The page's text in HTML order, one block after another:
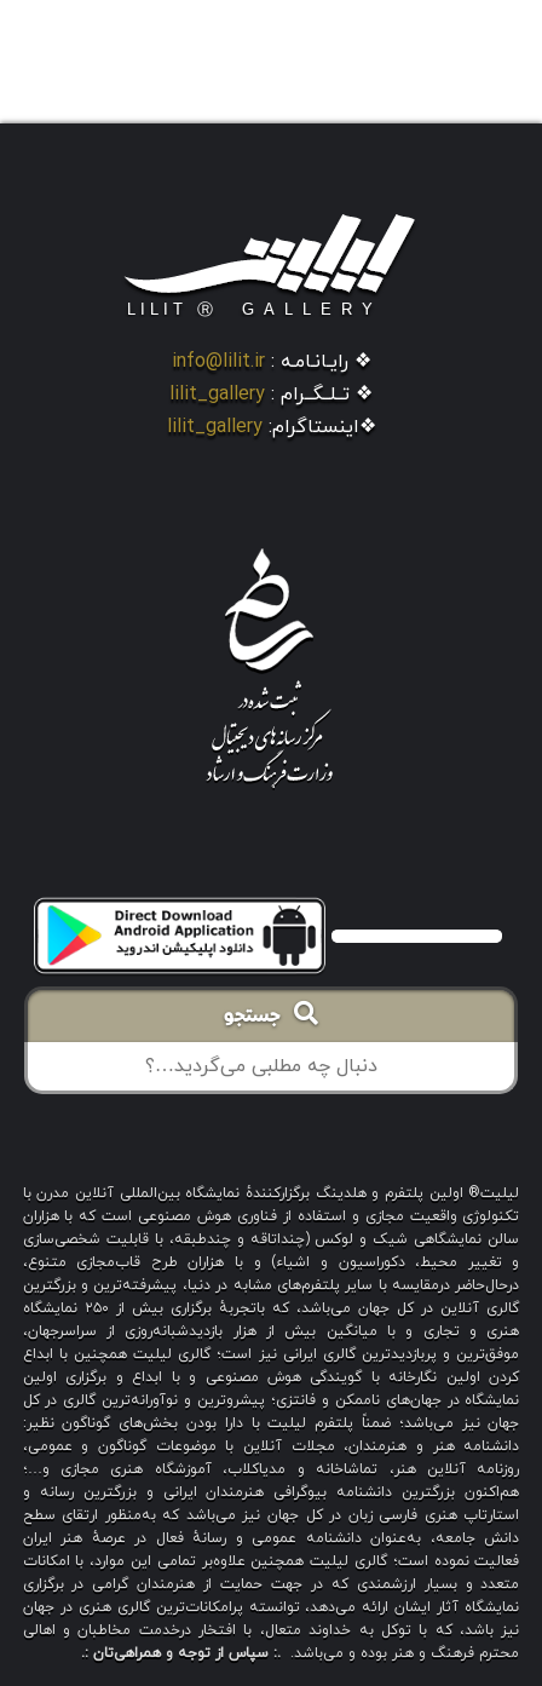
❖ رایـانـامـه : info@lilit.ir
❖ تــلــگــرام : lilit_gallery
❖اینستاگرام: lilit_gallery
جستجو
لیلیت® اولین پلتفرم و هلدینگ برگزارکنندهٔ نمایشگاه بین‌المللی آنلاین مدرن با
تکنولوژی واقعیت مجازی و استفاده از فناوری هوش مصنوعی است که با هزاران
سالن نمایشگاهی شیک و لوکس (چنداتاقه و چندطبقه، با قابلیت شخصی‌سازی
و تغییر محیط، دکوراسیون و اشیاء) و با هزاران طرح قاب‌مجازی متنوع،
درحال‌حاضر درمقایسه با سایر پلتفرم‌های مشابه در دنیا، پیشرفته‌ترین و بزرگترین
گالری آنلاین در کل جهان می‌باشد، که باتجربهٔ برگزاری بیش از ۲۵۰ نمایشگاه
هنری و تجاری و با میانگین بیش از هزار بازدیدشبانه‌روزی از سراسرجهان،
موفق‌ترین و پربازدیدترین گالری ایرانی نیز است؛ گالری لیلیت همچنین با ابداع
کردن اولین نگارخانه با گویندگی هوش مصنوعی و با ابداع و برگزاری اولین
نمایشگاه در جهان‌های ناممکن و فانتزی؛ پیشروترین و نوآورانه‌ترین گالری در کل
جهان نیز می‌باشد؛ ضمناً پلتفرم لیلیت با دارا بودن بخش‌های گوناگون نظیر:
دانشنامه هنر و هنرمندان، مجلات آنلاین با موضوعات گوناگون و عمومی،
روزنامه آنلاین هنر، تماشاخانه و مدیاکلاب، آموزشگاه هنری مجازی و…؛
هم‌اکنون بزرگترین دانشنامه بیوگرافی هنرمندان ایرانی و بزرگترین رسانه و
استارتاپ هنری فارسی زبان در کل جهان نیز می‌باشد که به‌منظور ارتقای سطح
دانش جامعه، به‌عنوان دانشنامه عمومی و رسانهٔ فعال در عرصهٔ هنر ایران
فعالیت نموده است؛ گالری لیلیت همچنین علاوه‌بر تمامی این موارد، با امکانات
متعدد و بسیار ارزشمندی که در جهت حمایت از هنرمندان گرامی در برگزاری
نمایشگاه آثار ایشان ارائه می‌دهد، توانسته پرامکانات‌ترین گالری هنری در جهان
نیز باشد، که با توکل به خداوند متعال، با افتخار درخدمت مخاطبان و اهالی
محترم فرهنگ و هنر بوده و می‌باشد. .: سپاس از توجه و همراهی‌تان :.